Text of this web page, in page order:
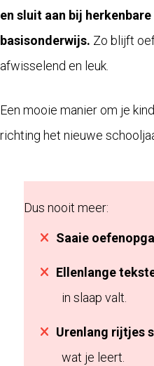
en sluit aan bij
basisonderwijs. Zo blijft
afwisselend en leuk.
Een mooie manier om je
richting het nieuwe
Dus nooit meer:
Saaie
Ellenlange
in slaap valt.
Urenlang rijtjes
wat je leert.